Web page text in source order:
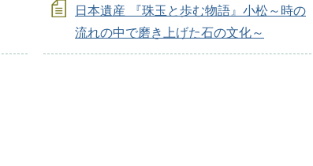
日本遺産 『珠玉と歩む物語』小松～時の
流れの中で磨き上げた石の文化～